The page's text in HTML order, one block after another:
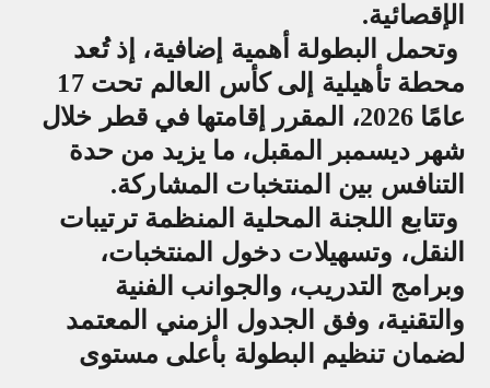
الإقصائية.
وتحمل البطولة أهمية إضافية، إذ تُعد
محطة تأهيلية إلى كأس العالم تحت 17
عامًا 2026، المقرر إقامتها في قطر خلال
شهر ديسمبر المقبل، ما يزيد من حدة
التنافس بين المنتخبات المشاركة.
وتتابع اللجنة المحلية المنظمة ترتيبات
النقل، وتسهيلات دخول المنتخبات،
وبرامج التدريب، والجوانب الفنية
والتقنية، وفق الجدول الزمني المعتمد
لضمان تنظيم البطولة بأعلى مستوى